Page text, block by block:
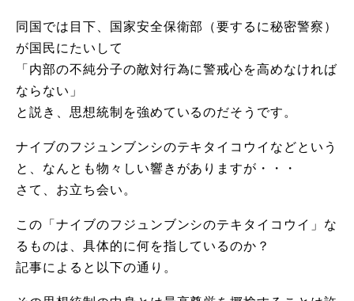
同国では目下、国家安全保衛部（要するに秘密警察）
が国民にたいして
「内部の不純分子の敵対行為に警戒心を高めなければ
ならない」
と説き、思想統制を強めているのだそうです。
ナイブのフジュンブンシのテキタイコウイなどという
と、なんとも物々しい響きがありますが・・・
さて、お立ち会い。
この「ナイブのフジュンブンシのテキタイコウイ」な
るものは、具体的に何を指しているのか？
記事によると以下の通り。